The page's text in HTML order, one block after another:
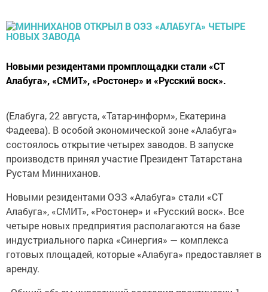
Новыми резидентами промплощадки стали «СТ
Алабуга», «СМИТ», «Ростонер» и «Русский воск».
(Елабуга, 22 августа, «Татар-информ», Екатерина
Фадеева). В особой экономической зоне «Алабуга»
состоялось открытие четырех заводов. В запуске
производств принял участие Президент Татарстана
Рустам Минниханов.
Новыми резидентами ОЭЗ «Алабуга» стали «СТ
Алабуга», «СМИТ», «Ростонер» и «Русский воск». Все
четыре новых предприятия располагаются на базе
индустриального парка «Синергия» — комплекса
готовых площадей, которые «Алабуга» предоставляет в
аренду.